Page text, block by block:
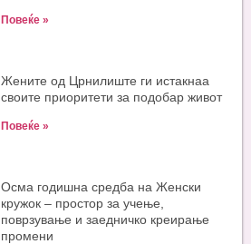
Повеќе »
Жените од Црнилиште ги истакнаа
своите приоритети за подобар живот
Повеќе »
Oсма годишна средба на Женски
кружок – простор за учење,
поврзување и заедничко креирање
промени